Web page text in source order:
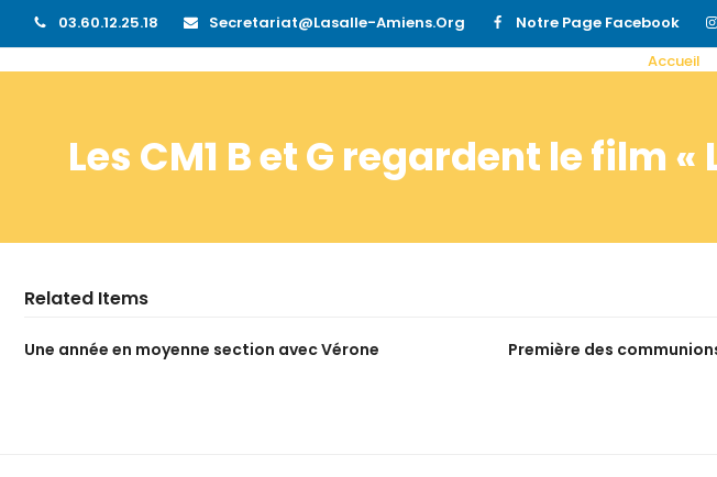
03.60.12.25.18 Secretariat@lasalle-Amiens.org Notre Page Facebook
Accueil
Les CM1 B et G regardent le film «
Related Items
Une année en moyenne section avec Vérone Première des